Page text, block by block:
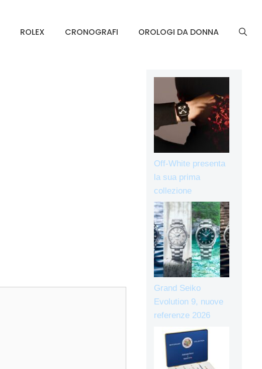
ROLEX CRONOGRAFI OROLOGI DA DONNA
Off-White presenta
la sua prima
collezione
Grand Seiko
Evolution 9, nuove
referenze 2026